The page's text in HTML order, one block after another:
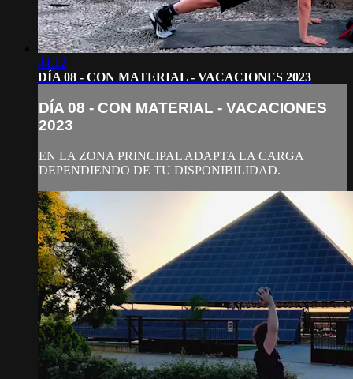
44:12
DÍA 08 - CON MATERIAL - VACACIONES 2023
DÍA 08 - CON MATERIAL - VACACIONES
2023
EN LA ZONA PRINCIPAL ADAPTA LA CARGA
DEPENDIENDO DE TU DISPONIBILIDAD.